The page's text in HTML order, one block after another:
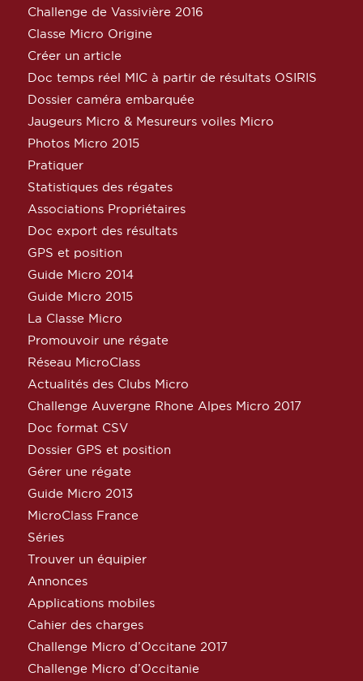
Challenge de Vassivière 2016
Classe Micro Origine
Créer un article
Doc temps réel MIC à partir de résultats OSIRIS
Dossier caméra embarquée
Jaugeurs Micro & Mesureurs voiles Micro
Photos Micro 2015
Pratiquer
Statistiques des régates
Associations Propriétaires
Doc export des résultats
GPS et position
Guide Micro 2014
Guide Micro 2015
La Classe Micro
Promouvoir une régate
Réseau MicroClass
Actualités des Clubs Micro
Challenge Auvergne Rhone Alpes Micro 2017
Doc format CSV
Dossier GPS et position
Gérer une régate
Guide Micro 2013
MicroClass France
Séries
Trouver un équipier
Annonces
Applications mobiles
Cahier des charges
Challenge Micro d’Occitane 2017
Challenge Micro d’Occitanie